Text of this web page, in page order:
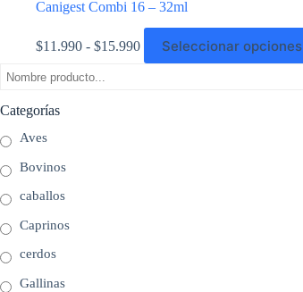
Canigest Combi 16 – 32ml
$11.990 - $15.990
Rango
de
precios:
Seleccionar opciones
Categorías
Aves
Bovinos
caballos
Caprinos
cerdos
Gallinas